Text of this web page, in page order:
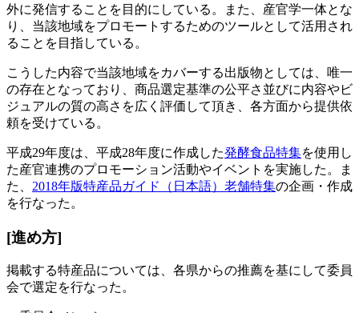
外に発信することを目的にしている。また、産官学一体とな
り、当該地域をプロモートするためのツールとして活用され
ることを目指している。
こうした内容で当該地域をカバーする出版物としては、唯一
の存在となっており、商品選定基準の公平さ並びに内容やビ
ジュアルの質の高さを広く評価して頂き、各方面から提供依
頼を受けている。
平成29年度は、平成28年度に作成した発酵食品特集を使用し
た産官連携のプロモーション活動やイベントを実施した。ま
た、 2018年版特産品ガイド（日本語）老舗特集の企画・作成
を行なった。
[進め方]
掲載する特産品については、各県からの推薦を基にして委員
会で選定を行なった。